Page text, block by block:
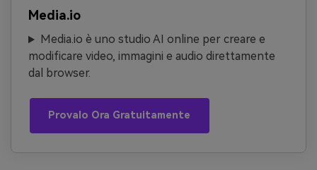
Media.io
Media.io è uno studio AI online per creare e
modificare video, immagini e audio direttamente
dal browser.
Provalo Ora Gratuitamente